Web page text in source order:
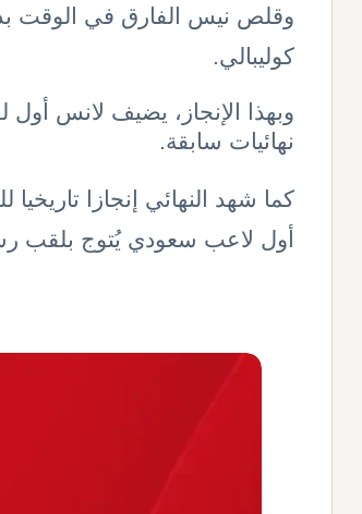
وقلص نيس الفارق في الوقت
كوليبالي.
وبهذا الإنجاز، يضيف لانس
نهائيات سابقة.
كما شهد النهائي إنجازا
أول لاعب سعودي يُتوج بلقب